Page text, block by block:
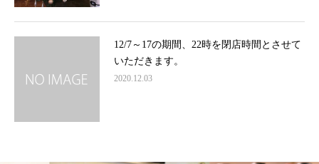
12/7～17の期間、22時を閉店時間とさせて
いただきます。
2020.12.03